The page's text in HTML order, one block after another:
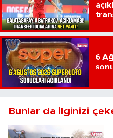
6
Bunlar da ilginizi